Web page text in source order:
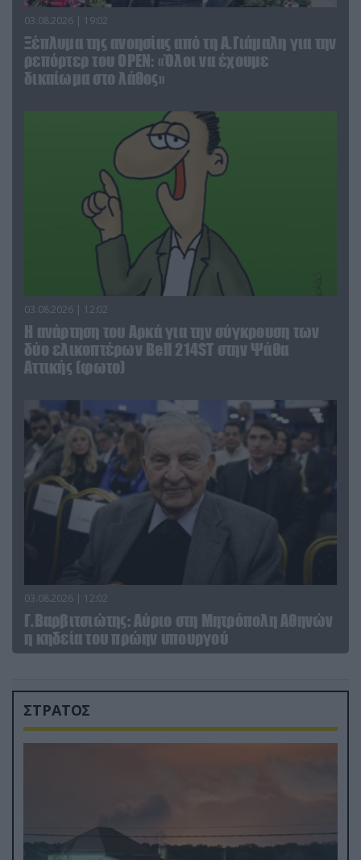
03.08.2026 | 19:02
Ξέπλυμα της ανοησίας από τη Α.Γιάμαλη για την
ρεπόρτερ του ΟΡΕΝ: «Όλοι να έχουμε
δικαίωμα στο λάθος»
03.08.2026 | 12:02
Η ανάρτηση του Αρκά για την σύγκρουση των
δύο ελικοπτέρων Bell 214ST στην Ψάθα
Αττικής (φωτο)
03.08.2026 | 12:02
Γ.Βαρβιτσιώτης: Aύριο στη Μητρόπολη Αθηνών
η κηδεία του πρώην υπουργού
ΣΤΡΑΤΟΣ